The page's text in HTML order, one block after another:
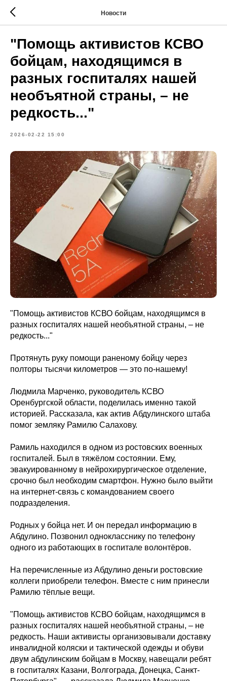
Новости
"Помощь активистов КСВО
бойцам, находящимся в
разных госпиталях нашей
необъятной страны, – не
редкость..."
2026-02-22 15:00
"Помощь активистов КСВО бойцам, находящимся в
разных госпиталях нашей необъятной страны, – не
редкость..."
Протянуть руку помощи раненому бойцу через
полторы тысячи километров — это по-нашему!
Людмила Марченко, руководитель КСВО
Оренбургской области, поделилась именно такой
историей. Рассказала, как актив Абдулинского штаба
помог земляку Рамилю Салахову.
Рамиль находился в одном из ростовских военных
госпиталей. Был в тяжёлом состоянии. Ему,
эвакуированному в нейрохирургическое отделение,
срочно был необходим смартфон. Нужно было выйти
на интернет-связь с командованием своего
подразделения.
Родных у бойца нет. И он передал информацию в
Абдулино. Позвонил однокласснику по телефону
одного из работающих в госпитале волонтёров.
На перечисленные из Абдулино деньги ростовские
коллеги приобрели телефон. Вместе с ним принесли
Рамилю тёплые вещи.
"Помощь активистов КСВО бойцам, находящимся в
разных госпиталях нашей необъятной страны, – не
редкость. Наши активисты организовывали доставку
инвалидной коляски и тактической одежды и обуви
двум абдулинским бойцам в Москву, навещали ребят
в госпиталях Казани, Волгограда, Донецка, Санкт-